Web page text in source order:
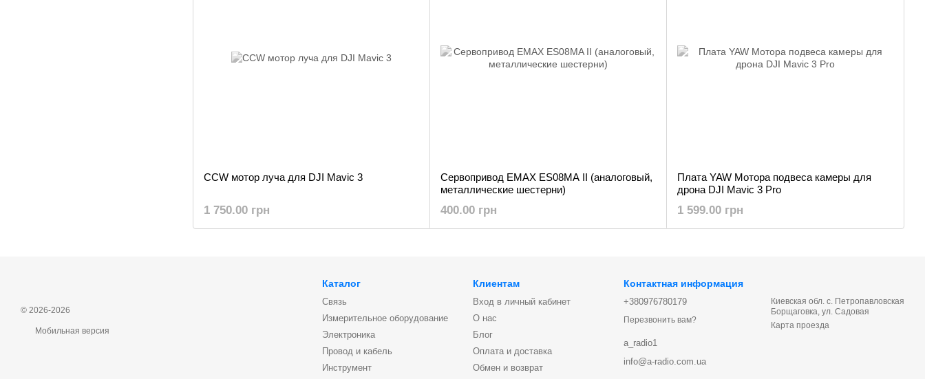
CCW мотор луча для DJI Mavic 3
1 750.00 грн
Сервопривод EMAX ES08MA II (аналоговый,
металлические шестерни)
400.00 грн
Плата YAW Мотора подвеса камеры для
дрона DJI Mavic 3 Pro
1 599.00 грн
© 2026-2026
Мобильная версия
Каталог
Связь
Измерительное оборудование
Электроника
Провод и кабель
Инструмент
Клиентам
Вход в личный кабинет
О нас
Блог
Оплата и доставка
Обмен и возврат
Контактная информация
+380976780179
Перезвонить вам?
a_radio1
info@a-radio.com.ua
Киевская обл. с. Петропавловская
Борщаговка, ул. Садовая
Карта проезда